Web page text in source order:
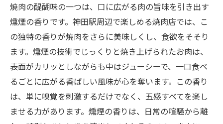
焼肉の醍醐味の一つは、口に広がる肉の旨味を引き出す
燻煙の香りです。神田駅周辺で楽しめる焼肉店では、こ
の独特の香りが焼肉をさらに美味しくし、食欲をそそり
ます。燻煙の技術でじっくりと焼き上げられたお肉は、
表面がカリッとしながらも中はジューシーで、一口食べ
るごとに広がる香ばしい風味が心を奪います。この香り
は、単に嗅覚を刺激するだけでなく、五感すべてを楽し
ませる力があります。燻煙の香りは、日常の喧騒から離